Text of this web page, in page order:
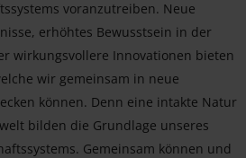
voranzutreiben. Neue
erhöhtes Bewusstsein in der
wirkungsvollere Innovationen bieten
wir gemeinsam in neue
können. Denn eine intakte Natur
bilden die Grundlage unseres
Gemeinsam können und